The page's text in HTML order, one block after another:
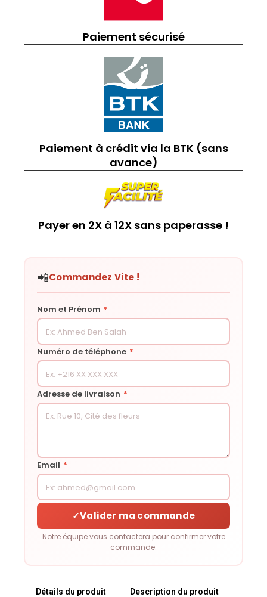
Paiement sécurisé
Paiement à crédit via la BTK (sans
avance)
Payer en 2X à 12X sans paperasse !
📲Commandez Vite !
Nom et Prénom *
Numéro de téléphone *
Adresse de livraison *
Email *
✓Valider ma commande
Notre équipe vous contactera pour confirmer votre
commande.
Détails du produit Description du produit